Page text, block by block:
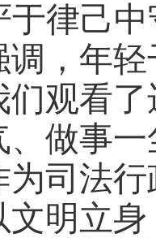
于律己中
调，年
们观看
、做事
为司法
文明立